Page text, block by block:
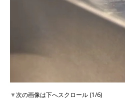
▼次の画像は下へスクロール (1/6)